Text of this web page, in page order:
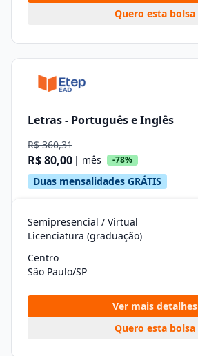
Quero esta bolsa
Letras - Português e Inglês
R$ 360,31
R$ 80,00 | mês -78%
Duas mensalidades GRÁTIS
Semipresencial / Virtual
Licenciatura (graduação)
Centro
São Paulo/SP
Ver mais detalhes
Quero esta bolsa